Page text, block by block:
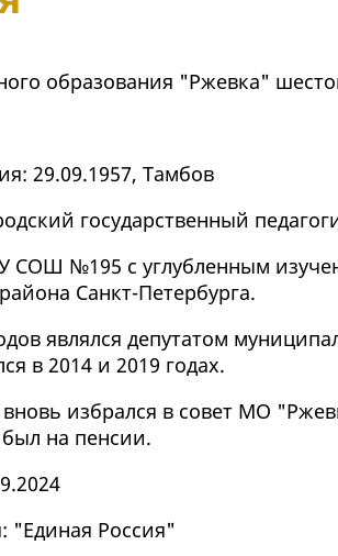
образования "Ржевка"
29.09.1957, Тамбов
государственный
СОШ №195 с углубленным
Санкт-Петербурга.
являлся депутатом
в 2014 и 2019 годах.
вновь избрался в совет МО
на пенсии.
"Единая Россия"